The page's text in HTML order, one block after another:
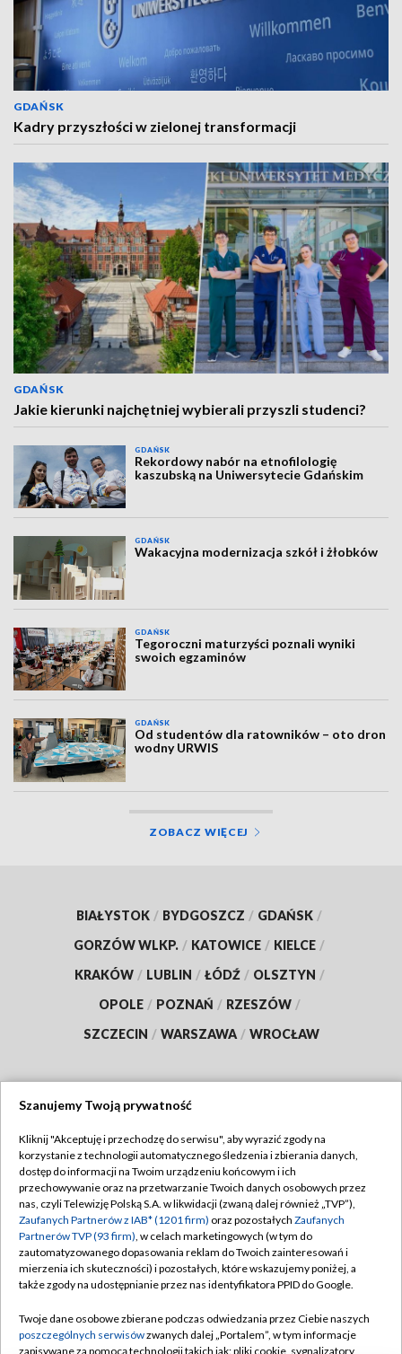
GDAŃSK
Kadry przyszłości w zielonej transformacji
GDAŃSK
Jakie kierunki najchętniej wybierali przyszli studenci?
GDAŃSK
Rekordowy nabór na etnofilologię
kaszubską na Uniwersytecie Gdańskim
GDAŃSK
Wakacyjna modernizacja szkół i żłobków
GDAŃSK
Tegoroczni maturzyści poznali wyniki
swoich egzaminów
GDAŃSK
Od studentów dla ratowników – oto dron
wodny URWIS
ZOBACZ WIĘCEJ
BIAŁYSTOK / BYDGOSZCZ / GDAŃSK /
GORZÓW WLKP. / KATOWICE / KIELCE /
KRAKÓW / LUBLIN / ŁÓDŹ / OLSZTYN /
OPOLE / POZNAŃ / RZESZÓW /
SZCZECIN / WARSZAWA / WROCŁAW
TVP
Abonament TVP
Emisja w TVP
Centrum informacji TVP
Naziemna Telewizja Cyfrowa
Rada Programowa
Regulamin TVP
Polityka prywatności
Moje zgody
Pomoc
Kontakt
Szanujemy Twoją prywatność
Kliknij "Akceptuję i przechodzę do serwisu", aby wyrazić zgody na
korzystanie z technologii automatycznego śledzenia i zbierania danych,
dostęp do informacji na Twoim urządzeniu końcowym i ich
przechowywanie oraz na przetwarzanie Twoich danych osobowych przez
nas, czyli Telewizję Polską S.A. w likwidacji (zwaną dalej również „TVP”),
Zaufanych Partnerów z IAB* (1201 firm) oraz pozostałych Zaufanych
Partnerów TVP (93 firm), w celach marketingowych (w tym do
zautomatyzowanego dopasowania reklam do Twoich zainteresowań i
mierzenia ich skuteczności) i pozostałych, które wskazujemy poniżej, a
także zgody na udostępnianie przez nas identyfikatora PPID do Google.
Twoje dane osobowe zbierane podczas odwiedzania przez Ciebie naszych
poszczególnych serwisówzwanych dalej „Portalem”, w tym informacje
zapisywane za pomocą technologii takich jak: pliki cookie, sygnalizatory